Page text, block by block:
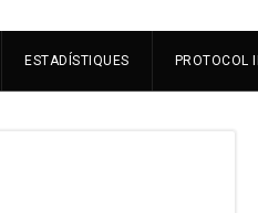
ESTADÍSTIQUES PROTOCOL